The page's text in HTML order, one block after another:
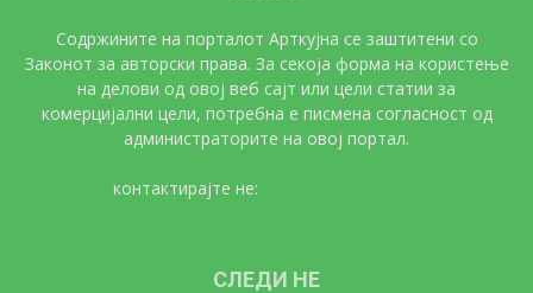
Содржините на порталот Арткујна се заштитени со
Законот за авторски права. За секоја форма на користење
на делови од овој веб сајт или цели статии за
комерцијални цели, потребна е писмена согласност од
администраторите на овој портал.
контактирајте не:
СЛЕДИ НЕ